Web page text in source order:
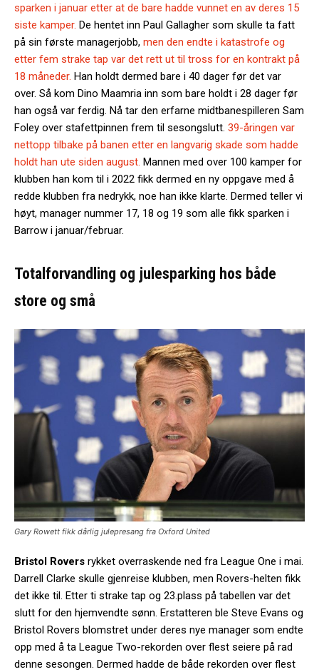
sparken i januar etter at de bare hadde vunnet en av deres 15
siste kamper. De hentet inn Paul Gallagher som skulle ta fatt
på sin første managerjobb, men den endte i katastrofe og
etter fem strake tap var det rett ut til tross for en kontrakt på
18 måneder. Han holdt dermed bare i 40 dager før det var
over. Så kom Dino Maamria inn som bare holdt i 28 dager før
han også var ferdig. Nå tar den erfarne midtbanespilleren Sam
Foley over stafettpinnen frem til sesongslutt. 39-åringen var
nettopp tilbake på banen etter en langvarig skade som hadde
holdt han ute siden august. Mannen med over 100 kamper for
klubben han kom til i 2022 fikk dermed en ny oppgave med å
redde klubben fra nedrykk, noe han ikke klarte. Dermed teller vi
høyt, manager nummer 17, 18 og 19 som alle fikk sparken i
Barrow i januar/februar.
Totalforvandling og julesparking hos både
store og små
Gary Rowett fikk dårlig julepresang fra Oxford United
Bristol Rovers rykket overraskende ned fra League One i mai.
Darrell Clarke skulle gjenreise klubben, men Rovers-helten fikk
det ikke til. Etter ti strake tap og 23.plass på tabellen var det
slutt for den hjemvendte sønn. Erstatteren ble Steve Evans og
Bristol Rovers blomstret under deres nye manager som endte
opp med å ta League Two-rekorden over flest seiere på rad
denne sesongen. Dermed hadde de både rekorden over flest